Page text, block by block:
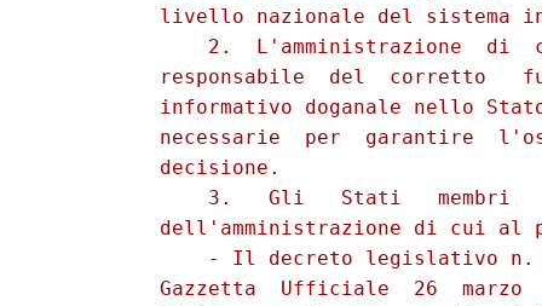
livello nazionale del sistema
2.  L'amministrazione  di
responsabile  del  corretto
informativo doganale nello
necessarie  per  garantire
          decisione.
3.   Gli   Stati   membri
dell'amministrazione di cui al
- Il decreto legislativo
Gazzetta  Ufficiale  26  marzo